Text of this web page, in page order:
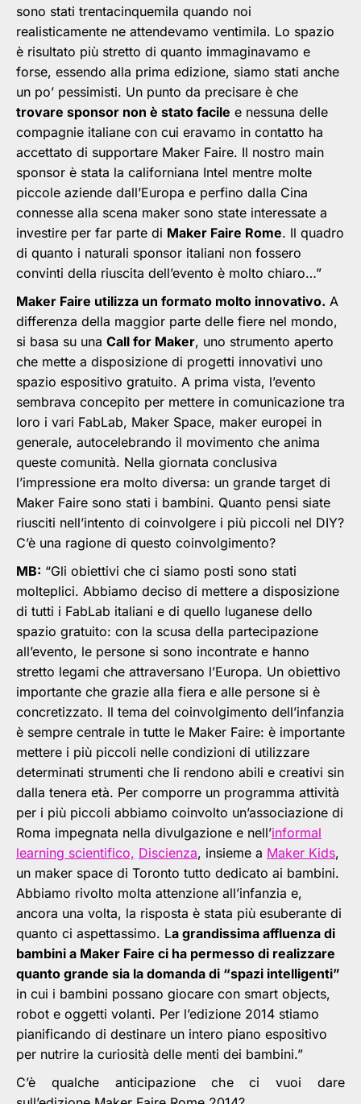
sono stati trentacinquemila quando noi
realisticamente ne attendevamo ventimila. Lo spazio
è risultato più stretto di quanto immaginavamo e
forse, essendo alla prima edizione, siamo stati anche
un po’ pessimisti. Un punto da precisare è che
trovare sponsor non è stato facile e nessuna delle
compagnie italiane con cui eravamo in contatto ha
accettato di supportare Maker Faire. Il nostro main
sponsor è stata la californiana Intel mentre molte
piccole aziende dall’Europa e perfino dalla Cina
connesse alla scena maker sono state interessate a
investire per far parte di Maker Faire Rome. Il quadro
di quanto i naturali sponsor italiani non fossero
convinti della riuscita dell’evento è molto chiaro…”
Maker Faire utilizza un formato molto innovativo. A
differenza della maggior parte delle fiere nel mondo,
si basa su una Call for Maker, uno strumento aperto
che mette a disposizione di progetti innovativi uno
spazio espositivo gratuito. A prima vista, l’evento
sembrava concepito per mettere in comunicazione tra
loro i vari FabLab, Maker Space, maker europei in
generale, autocelebrando il movimento che anima
queste comunità. Nella giornata conclusiva
l’impressione era molto diversa: un grande target di
Maker Faire sono stati i bambini. Quanto pensi siate
riusciti nell’intento di coinvolgere i più piccoli nel DIY?
C’è una ragione di questo coinvolgimento?
MB: “Gli obiettivi che ci siamo posti sono stati
molteplici. Abbiamo deciso di mettere a disposizione
di tutti i FabLab italiani e di quello luganese dello
spazio gratuito: con la scusa della partecipazione
all’evento, le persone si sono incontrate e hanno
stretto legami che attraversano l’Europa. Un obiettivo
importante che grazie alla fiera e alle persone si è
concretizzato. Il tema del coinvolgimento dell’infanzia
è sempre centrale in tutte le Maker Faire: è importante
mettere i più piccoli nelle condizioni di utilizzare
determinati strumenti che li rendono abili e creativi sin
dalla tenera età. Per comporre un programma attività
per i più piccoli abbiamo coinvolto un’associazione di
Roma impegnata nella divulgazione e nell’informal
learning scientifico, Discienza, insieme a Maker Kids,
un maker space di Toronto tutto dedicato ai bambini.
Abbiamo rivolto molta attenzione all’infanzia e,
ancora una volta, la risposta è stata più esuberante di
quanto ci aspettassimo. La grandissima affluenza di
bambini a Maker Faire ci ha permesso di realizzare
quanto grande sia la domanda di “spazi intelligenti”
in cui i bambini possano giocare con smart objects,
robot e oggetti volanti. Per l’edizione 2014 stiamo
pianificando di destinare un intero piano espositivo
per nutrire la curiosità delle menti dei bambini.”
C’è qualche anticipazione che ci vuoi dare